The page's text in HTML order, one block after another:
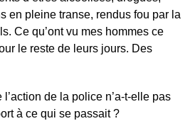
en pleine transe, rendus fou par la
Ce qu’ont vu mes hommes ce
le reste de leurs jours. Des
l’action de la police n’a-t-elle pas
à ce qui se passait ?